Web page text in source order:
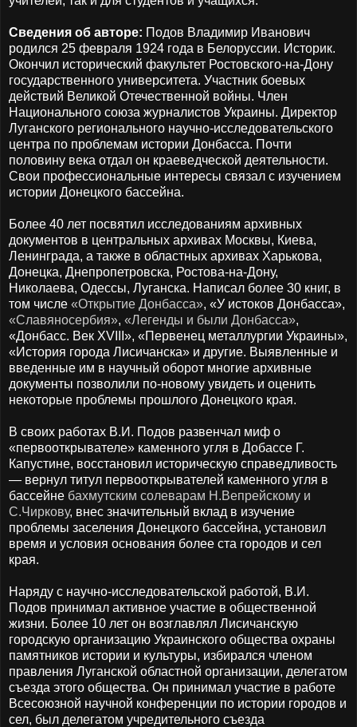
Сведения об авторе: Подов Владимир Иванович
родился 25 февраля 1924 года в Белоруссии. Историк.
Окончил исторический факультет Ростовского-на-Дону
государственного университета. Участник боевых
действий Великой Отечественной войны. Член
Национального союза журналистов Украины. Директор
Луганского регионального научно-исследовательского
центра по проблемам истории Донбасса. Почти
половину века отдал он краеведческой деятельности.
Свои профессиональные интересы связал с изучением
истории Донецкого бассейна.
Более 40 лет посвятил исследованиям архивных
документов в центральных архивах Москвы, Киева,
Ленинграда, а также в областных архивах Харькова,
Донецка, Днепропетровска, Ростова-на-Дону,
Николаева, Одессы, Луганска. Написал более 30 книг, в
том числе «Открытие Донбасса», «У истоков Донбасса»,
«Славяносербия», «Легенды и были Донбасса»,
«Донбасс. Век XVIII», «Первенец металлургии Украины»,
«История города Лисичанска» и другие. Выявленные и
введенные им в научный оборот многие архивные
документы позволили по-новому увидеть и оценить
некоторые проблемы прошлого Донецкого края.
В своих работах В.И. Подов развенчал миф о
«первооткрывателе» каменного угля в Добассе Г.
Капустине, восстановил историческую справедливость
— вернул титул первооткрывателей каменного угля в
бассейне бахмутским солеварам Н.Вепрейскому и
С.Чиркову, внес значительный вклад в изучение
проблемы заселения Донецкого бассейна, установил
время и условия основания более ста городов и сел
края.
Наряду с научно-исследовательской работой, В.И.
Подов принимал активное участие в общественной
жизни. Более 10 лет он возглавлял Лисичанскую
городскую организацию Украинского общества охраны
памятников истории и культуры, избирался членом
правления Луганской областной организации, делегатом
съезда этого общества. Он принимал участие в работе
Всесоюзной научной конференции по истории городов и
сел, был делегатом учредительного съезда